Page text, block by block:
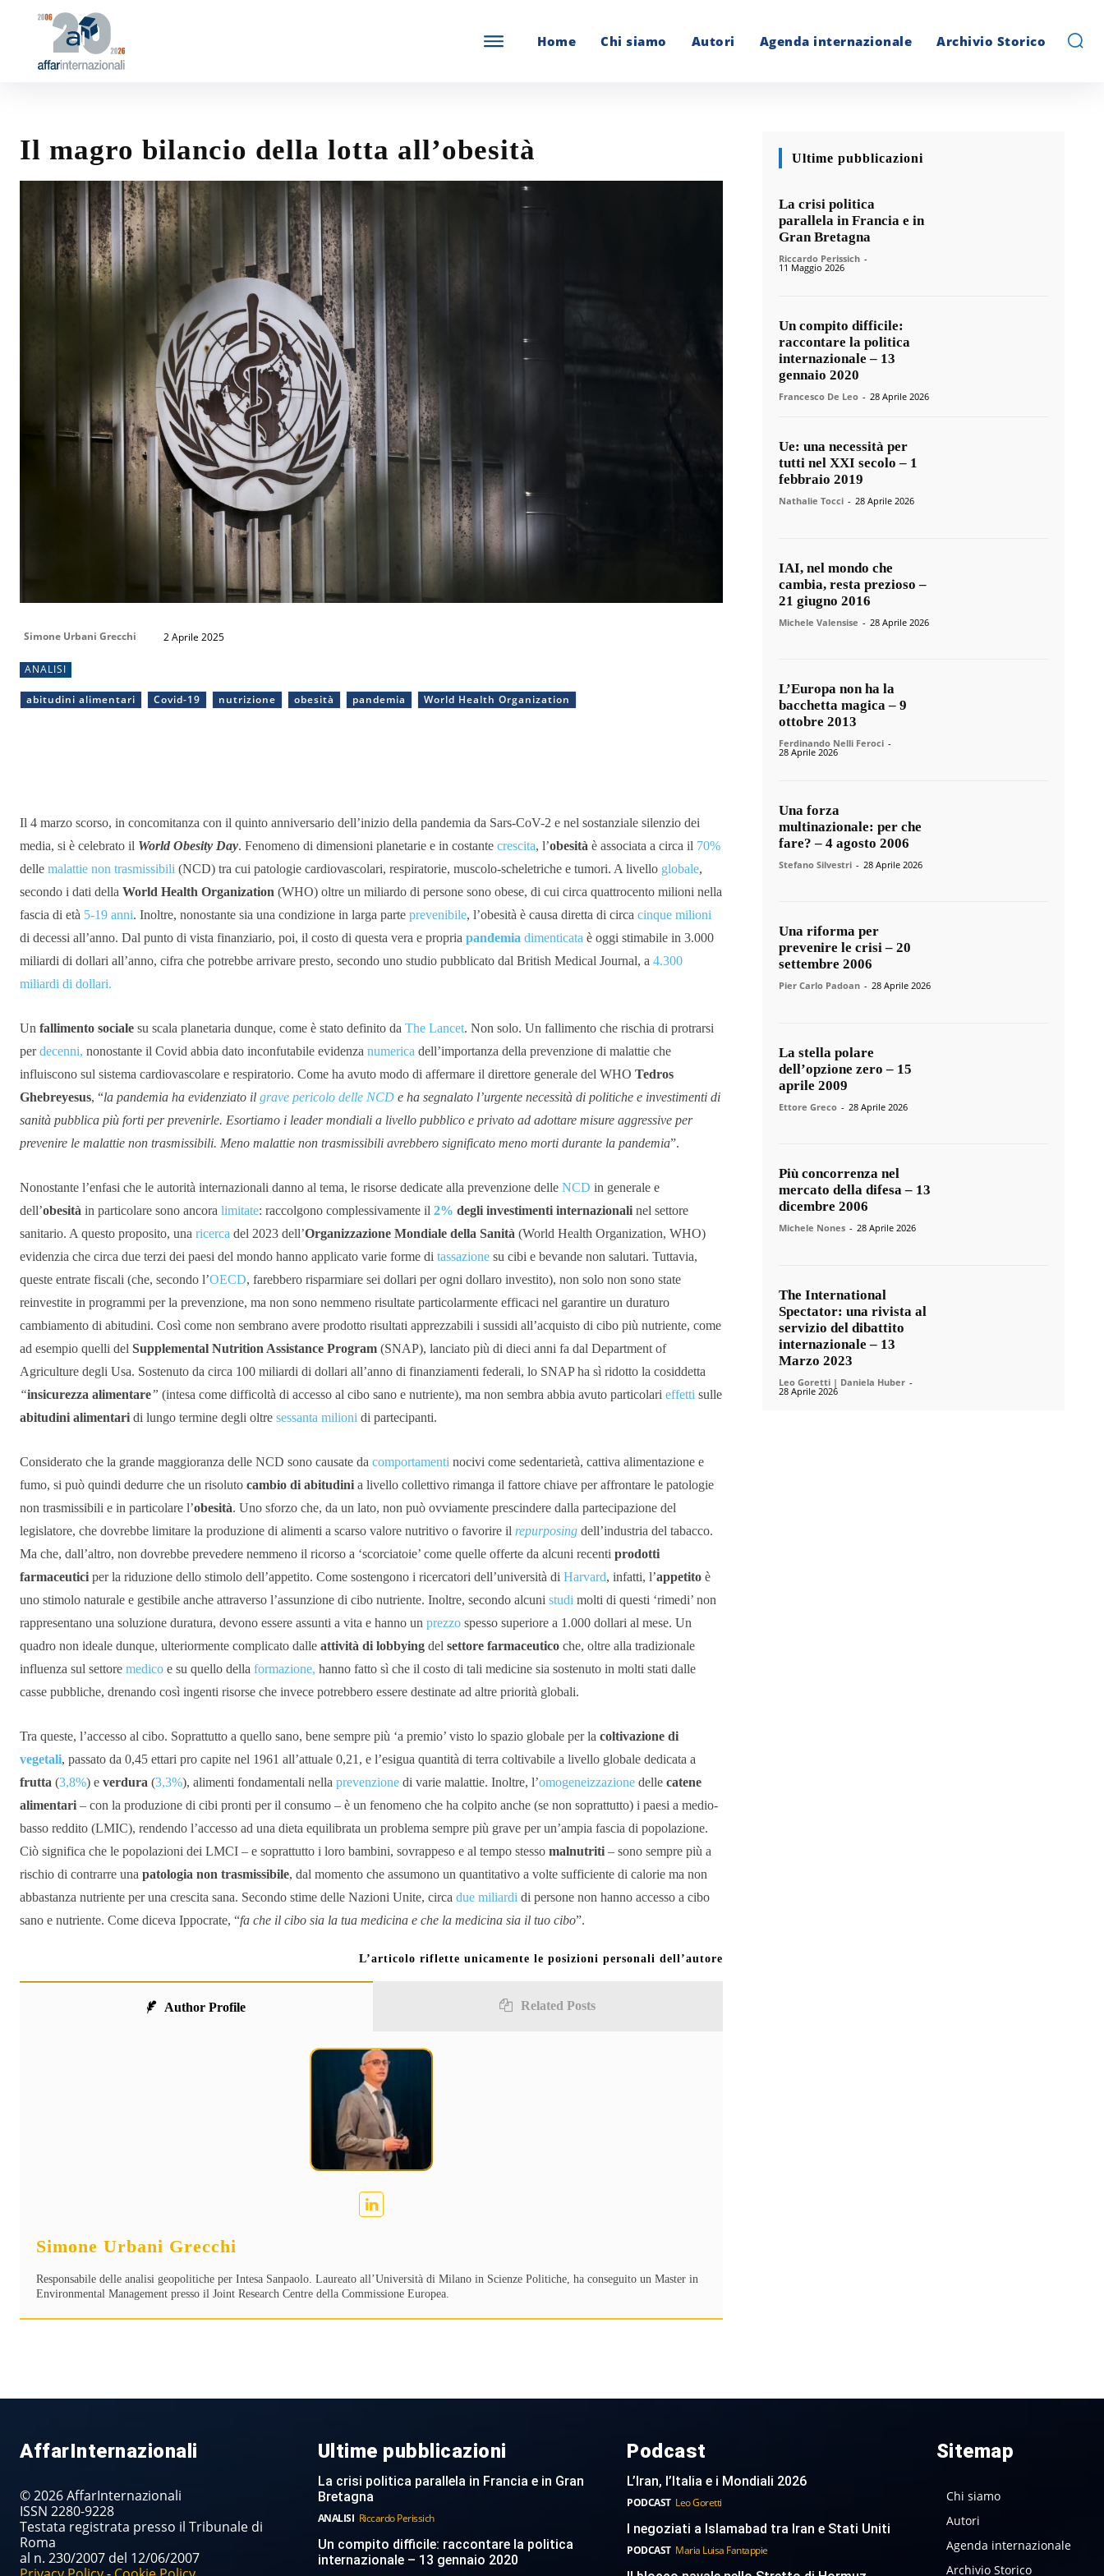
Home Chi siamo Autori Agenda internazionale Archivio Storico
Il magro bilancio della lotta all’obesità
Simone Urbani Grecchi 2 Aprile 2025
ANALISI
abitudini alimentari Covid-19 nutrizione obesità pandemia World Health Organization
Il 4 marzo scorso, in concomitanza con il quinto anniversario dell’inizio della pandemia da Sars-CoV-2 e nel sostanziale silenzio dei
media, si è celebrato il World Obesity Day. Fenomeno di dimensioni planetarie e in costante crescita, l’obesità è associata a circa il 70%
delle malattie non trasmissibili (NCD) tra cui patologie cardiovascolari, respiratorie, muscolo-scheletriche e tumori. A livello globale,
secondo i dati della World Health Organization (WHO) oltre un miliardo di persone sono obese, di cui circa quattrocento milioni nella
fascia di età 5-19 anni. Inoltre, nonostante sia una condizione in larga parte prevenibile, l’obesità è causa diretta di circa cinque milioni
di decessi all’anno. Dal punto di vista finanziario, poi, il costo di questa vera e propria pandemia dimenticata è oggi stimabile in 3.000
miliardi di dollari all’anno, cifra che potrebbe arrivare presto, secondo uno studio pubblicato dal British Medical Journal, a 4.300
miliardi di dollari.
Un fallimento sociale su scala planetaria dunque, come è stato definito da The Lancet. Non solo. Un fallimento che rischia di protrarsi
perdecenni, nonostante il Covid abbia dato inconfutabile evidenza numerica dell’importanza della prevenzione di malattie che
influiscono sul sistema cardiovascolare e respiratorio. Come ha avuto modo di affermare il direttore generale del WHO Tedros
Ghebreyesus, “la pandemia ha evidenziato il grave pericolo delle NCD e ha segnalato l’urgente necessità di politiche e investimenti di
sanità pubblica più forti per prevenirle. Esortiamo i leader mondiali a livello pubblico e privato ad adottare misure aggressive per
prevenire le malattie non trasmissibili. Meno malattie non trasmissibili avrebbero significato meno morti durante la pandemia”.
Nonostante l’enfasi che le autorità internazionali danno al tema, le risorse dedicate alla prevenzione delle NCD in generale e
dell’obesità in particolare sono ancora limitate: raccolgono complessivamente il 2% degli investimenti internazionali nel settore
sanitario. A questo proposito, una ricerca del 2023 dell’Organizzazione Mondiale della Sanità (World Health Organization, WHO)
evidenzia che circa due terzi dei paesi del mondo hanno applicato varie forme di tassazione su cibi e bevande non salutari. Tuttavia,
queste entrate fiscali (che, secondo l’OECD, farebbero risparmiare sei dollari per ogni dollaro investito), non solo non sono state
reinvestite in programmi per la prevenzione, ma non sono nemmeno risultate particolarmente efficaci nel garantire un duraturo
cambiamento di abitudini. Così come non sembrano avere prodotto risultati apprezzabili i sussidi all’acquisto di cibo più nutriente, come
ad esempio quelli del Supplemental Nutrition Assistance Program (SNAP), lanciato più di dieci anni fa dal Department of
Agriculture degli Usa. Sostenuto da circa 100 miliardi di dollari all’anno di finanziamenti federali, lo SNAP ha sì ridotto la cosiddetta
“insicurezza alimentare” (intesa come difficoltà di accesso al cibo sano e nutriente), ma non sembra abbia avuto particolari effetti sulle
abitudini alimentari di lungo termine degli oltre sessanta milioni di partecipanti.
Considerato che la grande maggioranza delle NCD sono causate da comportamenti nocivi come sedentarietà, cattiva alimentazione e
fumo, si può quindi dedurre che un risoluto cambio di abitudini a livello collettivo rimanga il fattore chiave per affrontare le patologie
non trasmissibili e in particolare l’obesità. Uno sforzo che, da un lato, non può ovviamente prescindere dalla partecipazione del
legislatore, che dovrebbe limitare la produzione di alimenti a scarso valore nutritivo o favorire il repurposing dell’industria del tabacco.
Ma che, dall’altro, non dovrebbe prevedere nemmeno il ricorso a ‘scorciatoie’ come quelle offerte da alcuni recenti prodotti
farmaceutici per la riduzione dello stimolo dell’appetito. Come sostengono i ricercatori dell’università di Harvard, infatti, l’appetito è
uno stimolo naturale e gestibile anche attraverso l’assunzione di cibo nutriente. Inoltre, secondo alcuni studi molti di questi ‘rimedi’ non
rappresentano una soluzione duratura, devono essere assunti a vita e hanno un prezzo spesso superiore a 1.000 dollari al mese. Un
quadro non ideale dunque, ulteriormente complicato dalle attività di lobbying del settore farmaceutico che, oltre alla tradizionale
influenza sul settore medico e su quello della formazione, hanno fatto sì che il costo di tali medicine sia sostenuto in molti stati dalle
casse pubbliche, drenando così ingenti risorse che invece potrebbero essere destinate ad altre priorità globali.
Tra queste, l’accesso al cibo. Soprattutto a quello sano, bene sempre più ‘a premio’ visto lo spazio globale per la coltivazione di
vegetali, passato da 0,45 ettari pro capite nel 1961 all’attuale 0,21, e l’esigua quantità di terra coltivabile a livello globale dedicata a
frutta (3,8%) e verdura (3,3%), alimenti fondamentali nella prevenzione di varie malattie. Inoltre, l’omogeneizzazione delle catene
alimentari – con la produzione di cibi pronti per il consumo – è un fenomeno che ha colpito anche (se non soprattutto) i paesi a medio-
basso reddito (LMIC), rendendo l’accesso ad una dieta equilibrata un problema sempre più grave per un’ampia fascia di popolazione.
Ciò significa che le popolazioni dei LMCI – e soprattutto i loro bambini, sovrappeso e al tempo stesso malnutriti – sono sempre più a
rischio di contrarre una patologia non trasmissibile, dal momento che assumono un quantitativo a volte sufficiente di calorie ma non
abbastanza nutriente per una crescita sana. Secondo stime delle Nazioni Unite, circa due miliardi di persone non hanno accesso a cibo
sano e nutriente. Come diceva Ippocrate, “fa che il cibo sia la tua medicina e che la medicina sia il tuo cibo”.
L’articolo riflette unicamente le posizioni personali dell’autore
Author Profile Related Posts
Simone Urbani Grecchi
Responsabile delle analisi geopolitiche per Intesa Sanpaolo. Laureato all’Università di Milano in Scienze Politiche, ha conseguito un Master in
Environmental Management presso il Joint Research Centre della Commissione Europea.
Ultime pubblicazioni
La crisi politica
parallela in Francia e in
Gran Bretagna
Riccardo Perissich -
11 Maggio 2026
Un compito difficile:
raccontare la politica
internazionale – 13
gennaio 2020
Francesco De Leo - 28 Aprile 2026
Ue: una necessità per
tutti nel XXI secolo – 1
febbraio 2019
Nathalie Tocci - 28 Aprile 2026
IAI, nel mondo che
cambia, resta prezioso –
21 giugno 2016
Michele Valensise - 28 Aprile 2026
L’Europa non ha la
bacchetta magica – 9
ottobre 2013
Ferdinando Nelli Feroci -
28 Aprile 2026
Una forza
multinazionale: per che
fare? – 4 agosto 2006
Stefano Silvestri - 28 Aprile 2026
Una riforma per
prevenire le crisi – 20
settembre 2006
Pier Carlo Padoan - 28 Aprile 2026
La stella polare
dell’opzione zero – 15
aprile 2009
Ettore Greco - 28 Aprile 2026
Più concorrenza nel
mercato della difesa – 13
dicembre 2006
Michele Nones - 28 Aprile 2026
The International
Spectator: una rivista al
servizio del dibattito
internazionale – 13
Marzo 2023
Leo Goretti | Daniela Huber -
28 Aprile 2026
AffarInternazionali
© 2026 AffarInternazionali
ISSN 2280-9228
Testata registrata presso il Tribunale di
Roma
al n. 230/2007 del 12/06/2007
Ultime pubblicazioni
La crisi politica parallela in Francia e in Gran
Bretagna
ANALISI Riccardo Perissich
Un compito difficile: raccontare la politica
internazionale – 13 gennaio 2020
Podcast
L’Iran, l’Italia e i Mondiali 2026
PODCAST Leo Goretti
I negoziati a Islamabad tra Iran e Stati Uniti
PODCAST Maria Luisa Fantappie
Sitemap
Chi siamo
Autori
Agenda internazionale
Archivio Storico